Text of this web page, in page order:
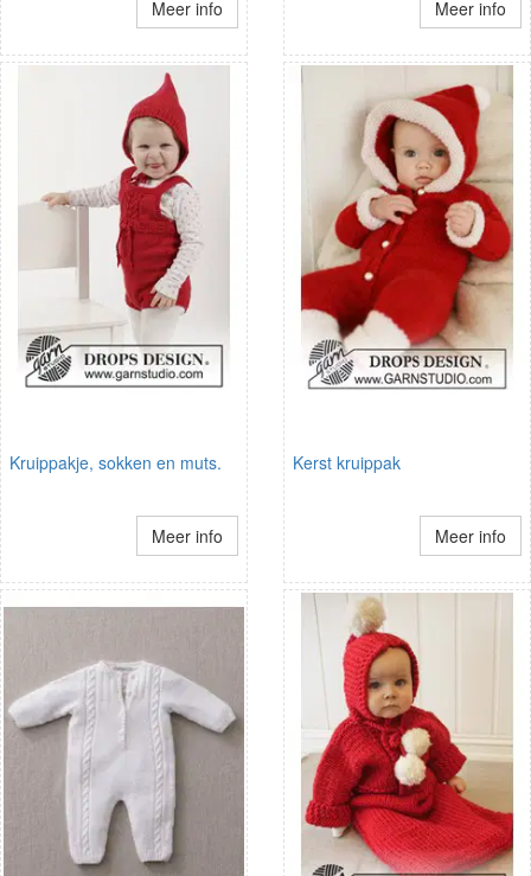
Meer info Meer info
Kruippakje, sokken en muts.
Meer info
Kerst kruippak
Meer info